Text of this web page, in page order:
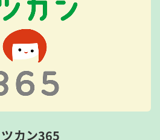
カン365